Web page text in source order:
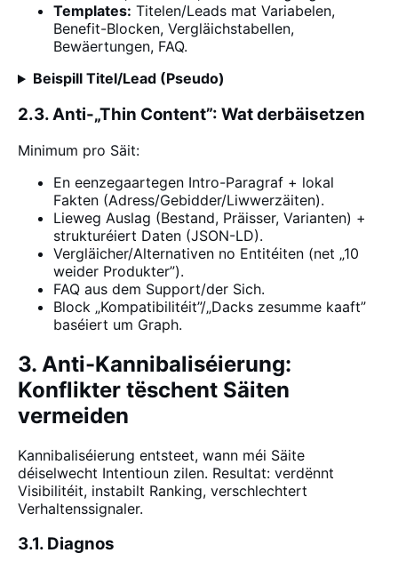
Templates: Titelen/Leads mat Variabelen,
Benefit-Blocken, Vergläichstabellen,
Bewäertungen, FAQ.
Beispill Titel/Lead (Pseudo)
2.3. Anti-„Thin Content”: Wat derbäisetzen
Minimum pro Säit:
En eenzegaartegen Intro-Paragraf + lokal
Fakten (Adress/Gebidder/Liwwerzäiten).
Lieweg Auslag (Bestand, Präisser, Varianten) +
strukturéiert Daten (JSON-LD).
Vergläicher/Alternativen no Entitéiten (net „10
weider Produkter”).
FAQ aus dem Support/der Sich.
Block „Kompatibilitéit”/„Dacks zesumme kaaft”
baséiert um Graph.
3. Anti-Kannibaliséierung:
Konflikter tëschent Säiten
vermeiden
Kannibaliséierung entsteet, wann méi Säite
déiselwecht Intentioun zilen. Resultat: verdënnt
Visibilitéit, instabilt Ranking, verschlechtert
Verhaltenssignaler.
3.1. Diagnos